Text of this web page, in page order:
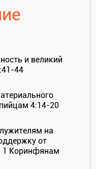
и великий
44
4:14-20
на
от
1 Коринфянам